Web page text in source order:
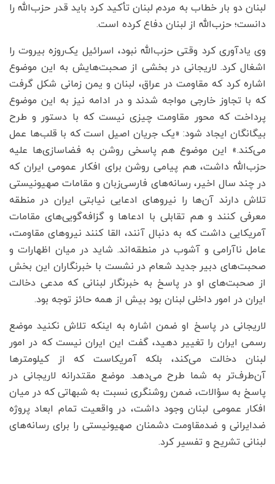
لبنان دو بار خطاب به مردم لبنان تأکید کرد باید قدر حزب‌الله را
دانست؛ حزب‌الله از لبنان دفاع کرده است.
وی یادآوری کرد وقتی حزب‌الله نبود، اسرائیل یک‌روزه بیروت را
اشغال کرد. لاریجانی در بخشی از صحبت‌هایش به این موضوع
اشاره کرد که مقاومت در عراق، لبنان و یمن زمانی شکل گرفت
که با تجاوز خارجی مواجه شدند و در ادامه نیز به این موضوع
پرداخت که محور مقاومت چیزی نیست که با دستور و طرح
بیگانگان ایجاد شود: «یک جریان اصیل است که با قلب‌ها عمل
می‌کند.» این موضوع هم پاسخی روشن به فضاسازی‌ها علیه
حزب‌الله داشت، هم پیامی روشن برای افکار عمومی ایران که
در چند سال اخیر، رسانه‌های فارسی‌زبان و مقامات صهیونیستی
تلاش دارند آن‌ها را نیروهای ادعایی نیابتی ایران در منطقه
معرفی کنند و هم تقابلی با ادعاها و گزافه‌گویی‌های مقامات
آمریکایی داشت که به دنبال آنند، القا کنند نیروهای مقاومت،
عامل ناآرامی و آشوب در منطقه‌اند. شاید در میان اظهارات و
صحبت‌های دبیر جدید شعام در نشست با خبرنگاران این بخش
از صحبت‌های او در پاسخ به خبرنگار لبنانی که مدعی دخالت
ایران در امور داخلی لبنان بود بیش از همه حائز توجه بود.
لاریجانی در پاسخ او ضمن اشاره به اینکه تلاش نکنید موضع
رسمی ایران را تغییر دهید، گفت این ایران نیست که در امور
لبنان دخالت می‌کند، بلکه آمریکاست که از کیلومترها
آن‌طرف‌تر به شما طرح می‌دهد. موضع مقتدرانه لاریجانی در
پاسخ به سؤالات، ضمن روشنگری نسبت به شبهاتی که در میان
افکار عمومی لبنان وجود داشت، در واقعیت تمام ابعاد پروژه
ضدایرانی و ضدمقاومت دشمنان صهیونیستی را برای رسانه‌های
لبنانی تشریح و تفسیر کرد.